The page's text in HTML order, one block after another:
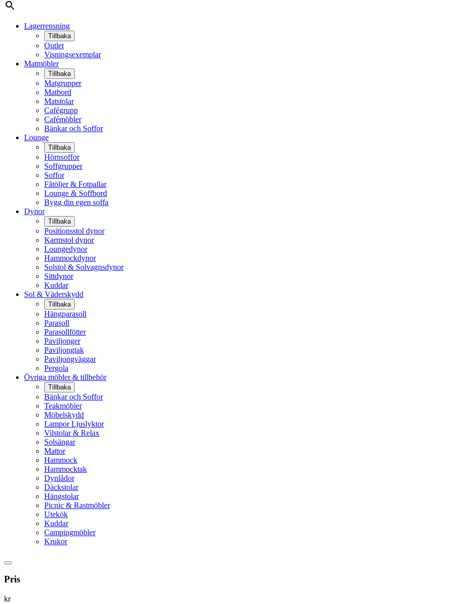
Lagerrensning
Tillbaka
Outlet
Visningsexemplar
Matmöbler
Tillbaka
Matgrupper
Matbord
Matstolar
Cafégrupp
Cafémöbler
Bänkar och Soffor
Lounge
Tillbaka
Hörnsoffor
Soffgrupper
Soffor
Fåtöljer & Fotpallar
Lounge & Soffbord
Bygg din egen soffa
Dynor
Tillbaka
Positionsstol dynor
Karmstol dynor
Loungedynor
Hammockdynor
Solstol & Solvagnsdynor
Sittdynor
Kuddar
Sol & Väderskydd
Tillbaka
Hängparasoll
Parasoll
Parasollfötter
Paviljonger
Paviljongtak
Paviljongväggar
Pergola
Övriga möbler & tillbehör
Tillbaka
Bänkar och Soffor
Teakmöbler
Möbelskydd
Lampor Ljuslyktor
Vilstolar & Relax
Solsängar
Mattor
Hammock
Hammocktak
Dynlådor
Däckstolar
Hängstolar
Picnic & Rastmöbler
Utekök
Kuddar
Campingmöbler
Krukor
Pris
kr